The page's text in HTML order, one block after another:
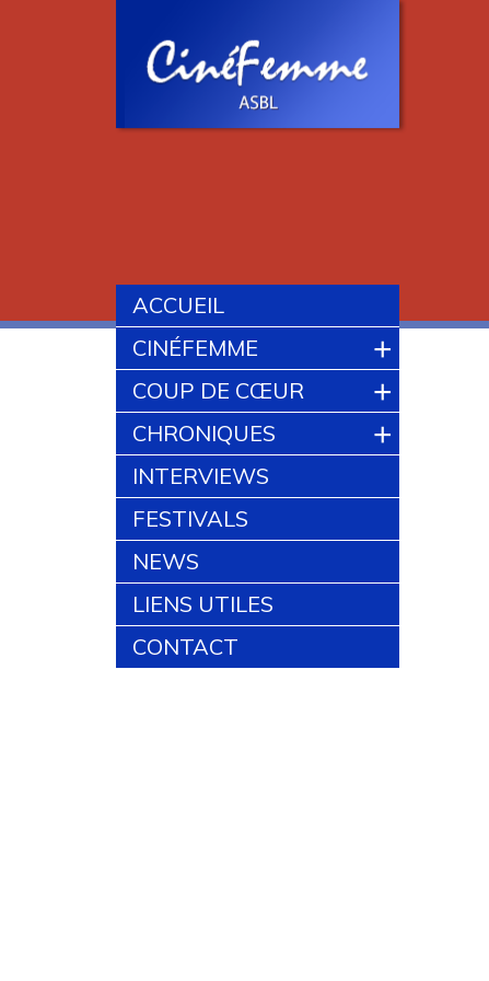
ACCUEIL
CINÉFEMME
+
COUP DE CŒUR +
CHRONIQUES +
INTERVIEWS
FESTIVALS
NEWS
LIENS UTILES
CONTACT